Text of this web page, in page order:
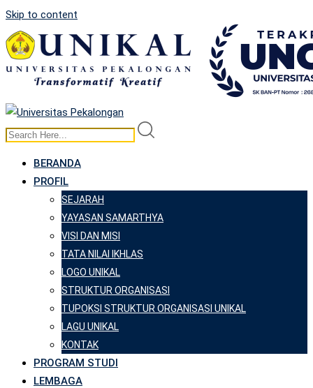
Skip to content
BERANDA
PROFIL
SEJARAH
YAYASAN SAMARTHYA
VISI DAN MISI
TATA NILAI IKHLAS
LOGO UNIKAL
STRUKTUR ORGANISASI
TUPOKSI STRUKTUR ORGANISASI UNIKAL
LAGU UNIKAL
KONTAK
PROGRAM STUDI
LEMBAGA